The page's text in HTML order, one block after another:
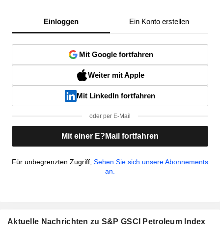
Einloggen Ein Konto erstellen
Mit Google fortfahren
Weiter mit Apple
Mit LinkedIn fortfahren
oder per E-Mail
Mit einer E?Mail fortfahren
Für unbegrenzten Zugriff, Sehen Sie sich unsere Abonnements
an.
Aktuelle Nachrichten zu S&P GSCI Petroleum Index